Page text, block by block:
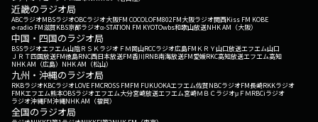
近畿のラジオ局
ABCラジオMBSラジオOBCラジオ大阪FM COCOLOFM802FM大阪ラジオ関西Kiss FM KOBE
e-radio FM滋賀KBS京都ラジオα-STATION FM KYOTOwbs和歌山放送NHK AM（大阪）
中国・四国のラジオ局
BSSラジオエフエム山陰ＲＳＫラジオ ＦＭ岡山RCCラジオ広島FM ＫＲＹ山口放送エフエム山口
ＪＲＴ四国放送FM徳島RNC西日本放送FM香川RNB南海放送FM愛媛RKC高知放送エフエム高知
NHK AM（広島） NHK AM（松山）
九州・沖縄のラジオ局
RKBラジオKBCラジオLOVE FMCROSS FMFM FUKUOKAエフエム佐賀NBCラジオFM長崎RKKラジオ
FMKエフエム熊本OBSラジオエフエム大分宮崎放送エフエム宮崎ＭＢＣラジオμＦＭRBCiラジオ
ラジオ沖縄FM沖縄NHK AM（福岡）
全国のラジオ局